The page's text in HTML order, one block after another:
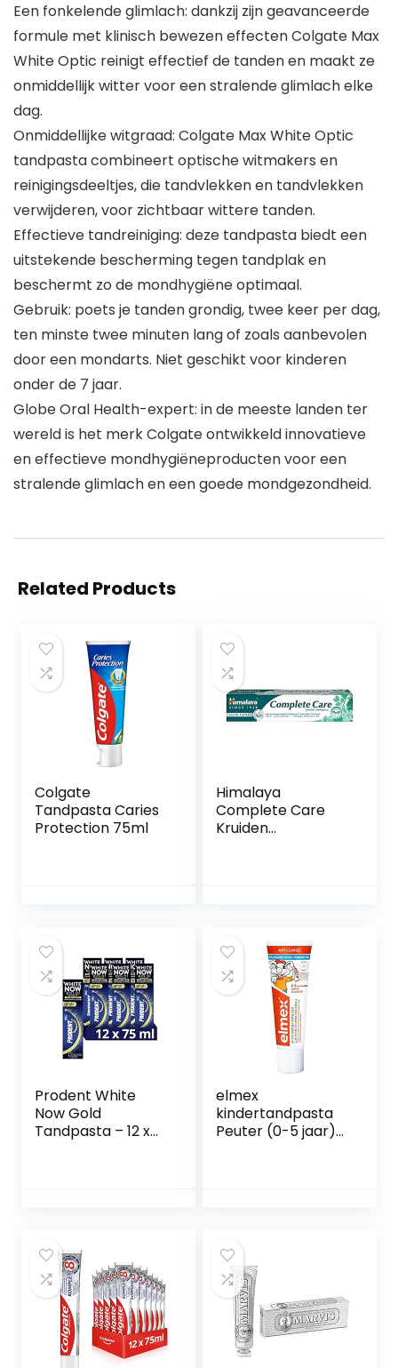
Een fonkelende glimlach: dankzij zijn geavanceerde
formule met klinisch bewezen effecten Colgate Max
White Optic reinigt effectief de tanden en maakt ze
onmiddellijk witter voor een stralende glimlach elke
dag.
Onmiddellijke witgraad: Colgate Max White Optic
tandpasta combineert optische witmakers en
reinigingsdeeltjes, die tandvlekken en tandvlekken
verwijderen, voor zichtbaar wittere tanden.
Effectieve tandreiniging: deze tandpasta biedt een
uitstekende bescherming tegen tandplak en
beschermt zo de mondhygiëne optimaal.
Gebruik: poets je tanden grondig, twee keer per dag,
ten minste twee minuten lang of zoals aanbevolen
door een mondarts. Niet geschikt voor kinderen
onder de 7 jaar.
Globe Oral Health-expert: in de meeste landen ter
wereld is het merk Colgate ontwikkeld innovatieve
en effectieve mondhygiëneproducten voor een
stralende glimlach en een goede mondgezondheid.
Related Products
Colgate
Tandpasta Caries
Protection 75ml
Himalaya
Complete Care
Kruiden
Prodent White
Now Gold
Tandpasta – 12 x
elmex
kindertandpasta
Peuter (0-5 jaar)